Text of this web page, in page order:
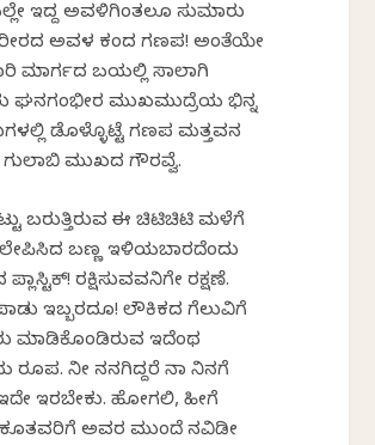
ಇದ್ದ ಅವಳಿಗಿಂತಲೂ ಸುಮಾರು
ಅವಳ ಕಂದ ಗಣಪ! ಅಂತೆಯೇ
ಮಾರ್ಗದ ಬದಿಯಲ್ಲಿ ಸಾಲಾಗಿ
ಘನಗಂಭೀರ ಮುಖಮುದ್ರೆಯ ಭಿನ್ನ
ಡೊಳ್ಳೊಟ್ಟೆ ಗಣಪ ಮತ್ತವನ
ಗುಲಾಬಿ ಮುಖದ ಗೌರವ್ವೆ.
ಬರುತ್ತಿರುವ ಈ ಚಿಟಿಚಿಟಿ ಮಳೆಗೆ
ಬಣ್ಣ ಇಳಿಯಬಾರದೆಂದು
ರಕ್ಷಿಸುವವನಿಗೇ ರಕ್ಷಣೆ.
ಇಬ್ಬರದೂ! ಲೌಕಿಕದ ಗೆಲುವಿಗೆ
ಮಾಡಿಕೊಂಡಿರುವ ಇದೆಂಥ
ರೂಪ. ನೀ ನನಗಿದ್ದರೆ ನಾ ನಿನಗೆ
ಇರಬೇಕು. ಹೋಗಲಿ, ಹೀಗೆ
ಅವರ ಮುಂದೆ ದಿನವಿಡೀ